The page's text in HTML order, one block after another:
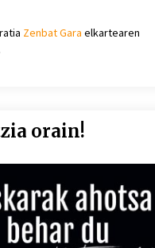
Zenbat Gara elkartearen
orain!